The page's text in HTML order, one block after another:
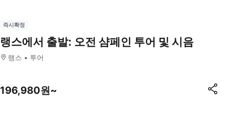
즉시확정
랭스에서 출발: 오전 샴페인 투어 및 시음
랭스 투어
196,980원~